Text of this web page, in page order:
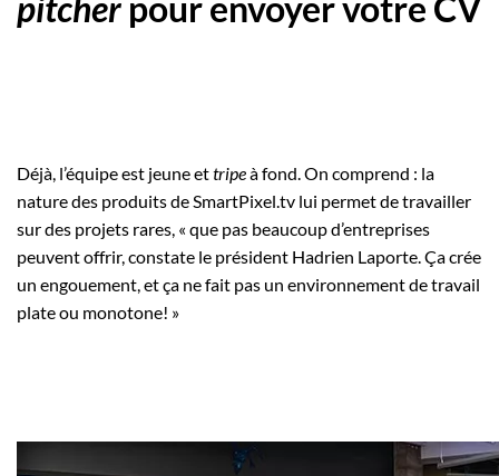
pitcher pour envoyer votre CV
Déjà, l’équipe est jeune ettripeà fond. On comprend : la
nature des produits de SmartPixel.tv lui permet de travailler
sur des projets rares, « que pas beaucoup d’entreprises
peuvent offrir, constate le président Hadrien Laporte. Ça crée
un engouement, et ça ne fait pas un environnement de travail
plate ou monotone! »